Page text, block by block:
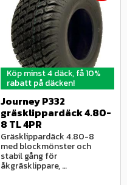
Köp minst 4 däck, få 10%
rabatt på däcken!
Journey P332
gräsklippardäck 4.80-
8 TL 4PR
Gräsklippardäck 4.80-8
med blockmönster och
stabil gång för
åkgräsklippare,